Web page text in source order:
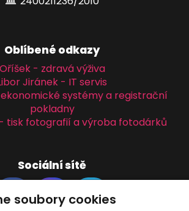
Oblíbené odkazy
Oříšek - zdravá výživa
Jiránek - IT servis
ekonomické systémy a registrační
pokladny
tisk fotografií a výroba fotodárků
Sociální sítě
soubory cookies